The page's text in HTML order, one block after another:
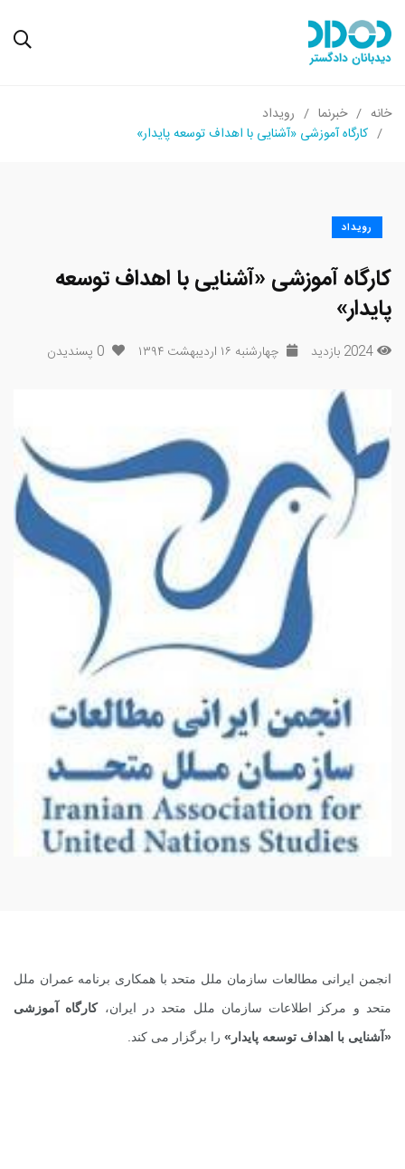
خانه خبرنما
رویداد
کارگاه آموزشی «آشنایی با اهداف توسعه پایدار»
رویداد
کارگاه آموزشی «آشنایی با اهداف توسعه
پایدار»
2024 بازدید چهارشنبه ۱۶ اردیبهشت ۱۳۹۴ 0 پسندیدن
انجمن ایرانی مطالعات سازمان ملل متحد با همکاری برنامه عمران ملل
متحد و مرکز اطلاعات سازمان ملل متحد در ایران،کارگاه آموزشی
«آشنایی با اهداف توسعه پایدار» را برگزار می کند.